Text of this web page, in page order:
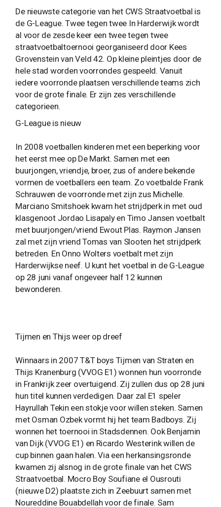
De nieuwste categorie van het CWS Straatvoetbal is
de G-League. Twee tegen twee In Harderwijk wordt
al voor de zesde keer een twee tegen twee
straatvoetbaltoernooi georganiseerd door Kees
Grovenstein van Veld 42. Op kleine pleintjes door de
hele stad worden voorrondes gespeeld. Vanuit
iedere voorronde plaatsen verschillende teams zich
voor de grote finale. Er zijn zes verschillende
categorieen.
G-League is nieuw
In 2008 voetballen kinderen met een beperking voor
het eerst mee op De Markt. Samen met een
buurjongen, vriendje, broer, zus of andere bekende
vormen de voetballers een team. Zo voetbalde Frank
Schrauwen de voorronde met zijn zus Michelle.
Marciano Smitshoek kwam het strijdperk in met oud
klasgenoot Jordao Lisapaly en Timo Jansen voetbalt
met buurjongen/vriend Ewout Plas. Raymon Jansen
zal met zijn vriend Tomas van Slooten het strijdperk
betreden. En Onno Wolters voetbalt met zijn
Harderwijkse neef. U kunt het voetbal in de G-League
op 28 juni vanaf ongeveer half 12 kunnen
bewonderen.
Tijmen en Thijs weer op dreef
Winnaars in 2007 T&T boys Tijmen van Straten en
Thijs Kranenburg (VVOG E1) wonnen hun voorronde
in Frankrijk zeer overtuigend. Zij zullen dus op 28 juni
hun titel kunnen verdedigen. Daar zal E1 speler
Hayrullah Tekin een stokje voor willen steken. Samen
met Osman Ozbek vormt hij het team Badboys. Zij
wonnen het toernooi in Stadsdennen. Ook Benjamin
van Dijk (VVOG E1) en Ricardo Westerink willen de
cup binnen gaan halen. Via een herkansingsronde
kwamen zij alsnog in de grote finale van het CWS
Straatvoetbal. Mocro Boy Soufiane el Ousrouti
(nieuwe D2) plaatste zich in Zeebuurt samen met
Noureddine Bouabdellah voor de finale. Sam